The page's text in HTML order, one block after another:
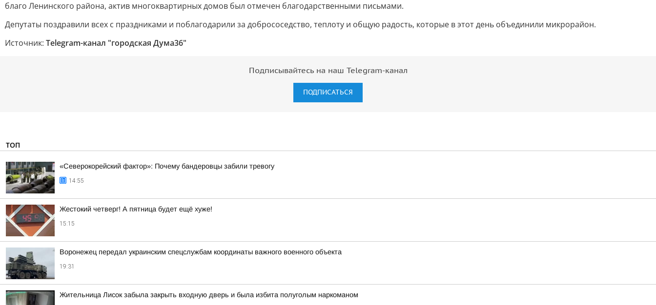
благо Ленинского района, актив многоквартирных домов был отмечен благодарственными письмами.
Депутаты поздравили всех с праздниками и поблагодарили за добрососедство, теплоту и общую радость, которые в этот день объединили микрорайон.
Источник: Telegram-канал "городская Дума36"
Подписывайтесь на наш Telegram-канал
ПОДПИСАТЬСЯ
ТОП
«Северокорейский фактор»: Почему бандеровцы забили тревогу
14:55
Жестокий четверг! А пятница будет ещё хуже!
15:15
Воронежец передал украинским спецслужбам координаты важного военного объекта
19:31
Жительница Лисок забыла закрыть входную дверь и была избита полуголым наркоманом